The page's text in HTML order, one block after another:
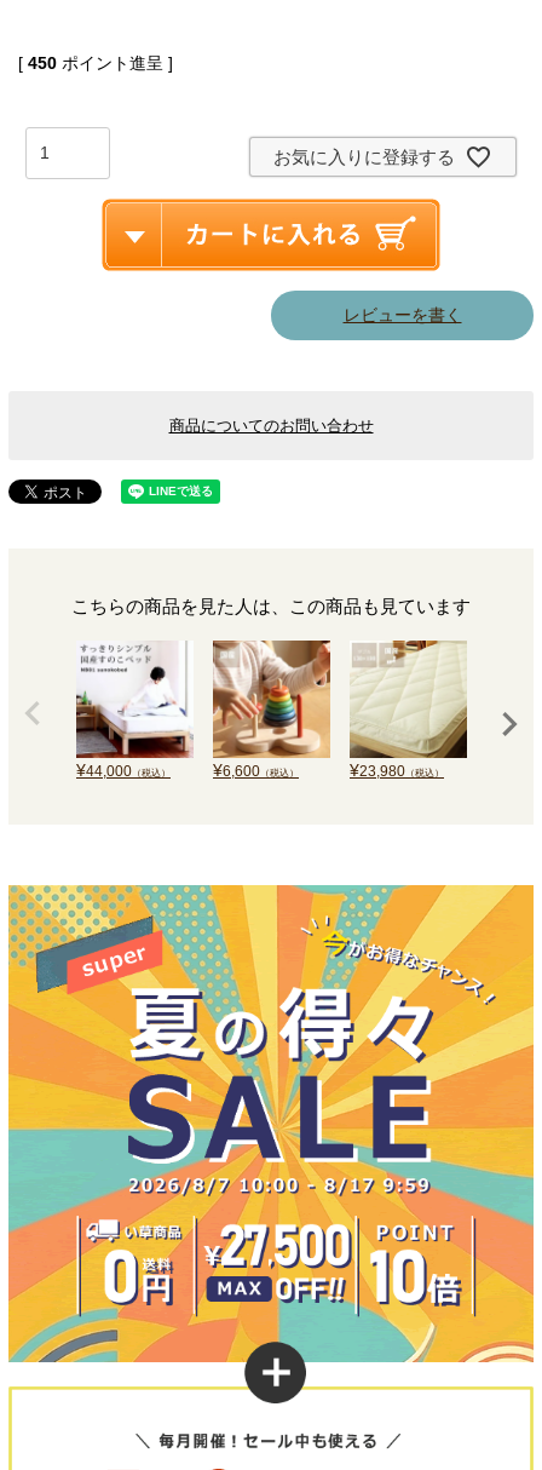
[ 450 ポイント進呈 ]
お気に入りに登録する
レビューを書く
商品についてのお問い合わせ
こちらの商品を見た人は、この商品も見ています
¥44,000 （税込） ¥6,600 （税込） ¥23,980 （税込）